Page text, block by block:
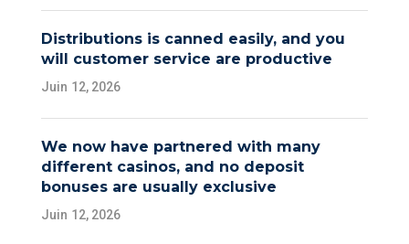
Distributions is canned easily, and you
will customer service are productive
Juin 12, 2026
We now have partnered with many
different casinos, and no deposit
bonuses are usually exclusive
Juin 12, 2026